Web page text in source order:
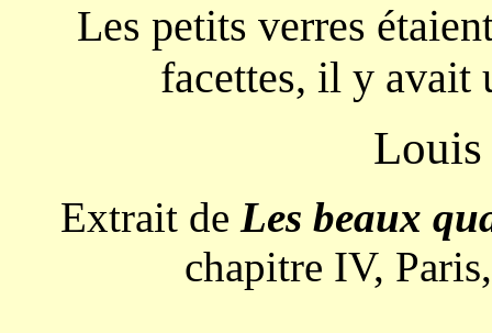
Les petits verres
facettes, il y avait
Extrait de Les beaux
chapitre IV,